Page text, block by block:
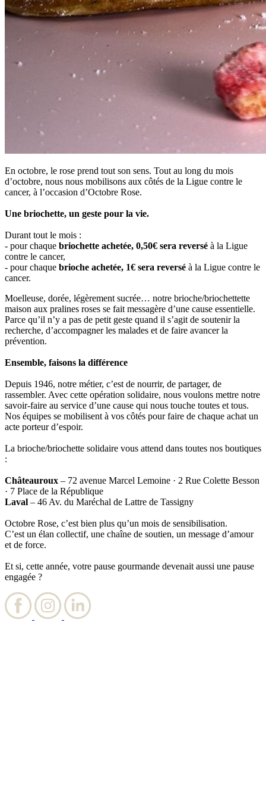
En octobre, le rose prend tout son sens. Tout au long du mois
d’octobre, nous nous mobilisons aux côtés de la Ligue contre le
cancer, à l’occasion d’Octobre Rose.
Une briochette, un geste pour la vie.
Durant tout le mois :
- pour chaque briochette achetée, 0,50€ sera reversé à la Ligue
contre le cancer,
- pour chaque brioche achetée, 1€ sera reversé à la Ligue contre le
cancer.
Moelleuse, dorée, légèrement sucrée… notre brioche/briochettette
maison aux pralines roses se fait messagère d’une cause essentielle.
Parce qu’il n’y a pas de petit geste quand il s’agit de soutenir la
recherche, d’accompagner les malades et de faire avancer la
prévention.
Ensemble, faisons la différence
Depuis 1946, notre métier, c’est de nourrir, de partager, de
rassembler. Avec cette opération solidaire, nous voulons mettre notre
savoir-faire au service d’une cause qui nous touche toutes et tous.
Nos équipes se mobilisent à vos côtés pour faire de chaque achat un
acte porteur d’espoir.
La brioche/briochette solidaire vous attend dans toutes nos boutiques
:
Châteauroux – 72 avenue Marcel Lemoine · 2 Rue Colette Besson
· 7 Place de la République
Laval – 46 Av. du Maréchal de Lattre de Tassigny
Octobre Rose, c’est bien plus qu’un mois de sensibilisation.
C’est un élan collectif, une chaîne de soutien, un message d’amour
et de force.
Et si, cette année, votre pause gourmande devenait aussi une pause
engagée ?